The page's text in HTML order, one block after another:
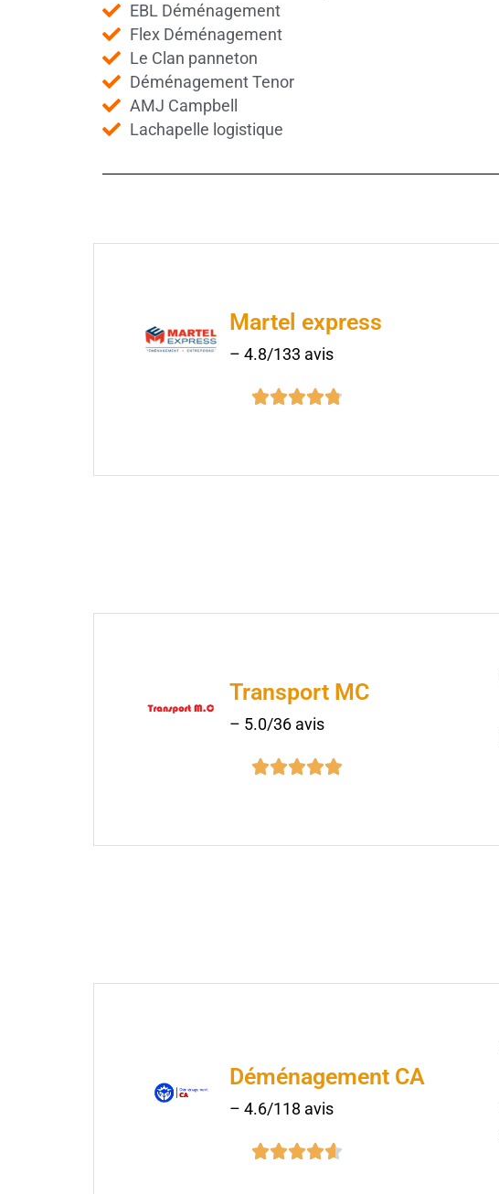
EBL Déménagement
Flex Déménagement
Le Clan panneton
Déménagement Tenor
AMJ Campbell
Lachapelle logistique
Martel express
– 4.8/133 avis

Transport MC
– 5.0/36 avis

Déménagement CA
– 4.6/118 avis
